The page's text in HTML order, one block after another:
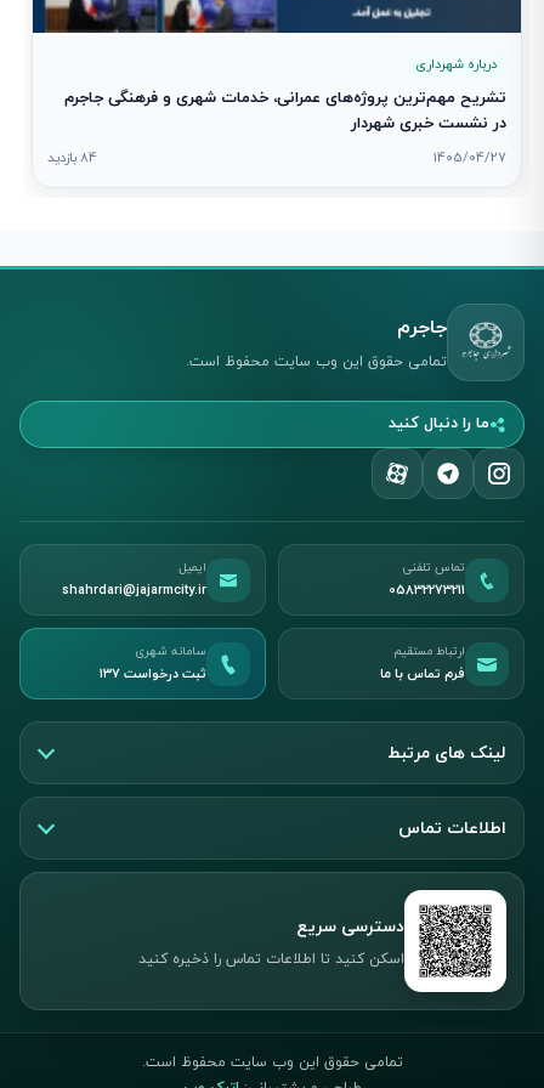
درباره شهرداری
تشریح مهم‌ترین پروژه‌های عمرانی، خدمات شهری و فرهنگی جاجرم
در نشست خبری شهردار
1405/04/27 84 بازدید
جاجرم
تمامی حقوق این وب سایت محفوظ است.
ما را دنبال کنید
تماس تلفنی
05832273211
ایمیل
shahrdari@jajarmcity.ir
ارتباط مستقیم
فرم تماس با ما
سامانه شهری
ثبت درخواست ۱۳۷
لینک های مرتبط
اطلاعات تماس
دسترسی سریع
اسکن کنید تا اطلاعات تماس را ذخیره کنید
تمامی حقوق این وب سایت محفوظ است.